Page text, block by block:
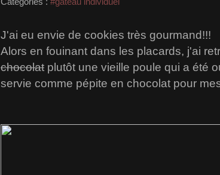
J'ai eu envie de cookies très gourmand!!!
Alors en fouinant dans les placards, j'ai
chocolat plutôt une vieille poule qui a été
servie comme pépite en chocolat pour